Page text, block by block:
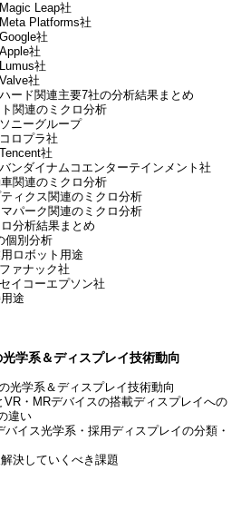
Leap社
Platforms社
社
社
社
社
ド関連主要7社の分析結果まとめ
関連のミクロ分析
ーグループ
ロプラ社
社
ダイナムコエンターテインメント社
関連のミクロ分析
ィクス関連のミクロ分析
パーク関連のミクロ分析
分析結果まとめ
別分析
ロボット用途
ナック社
コーエプソン社
途
学系＆ディスプレイ技術動向
光学系＆ディスプレイ技術動向
・MRデバイスの搭載ディスプレイへの
違い
イス光学系・採用ディスプレイの分類・
決していくべき課題